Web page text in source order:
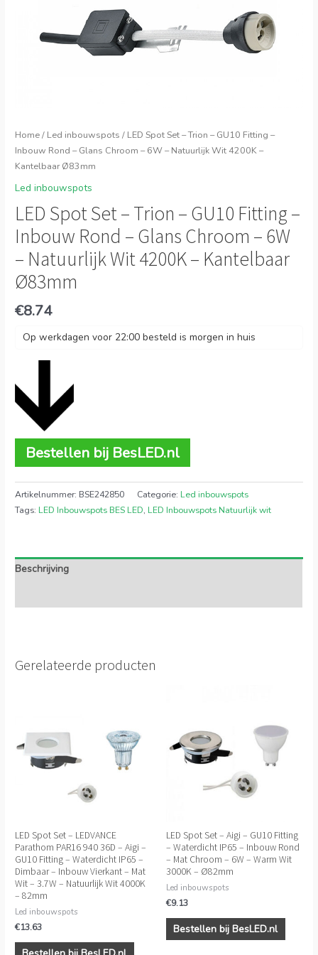
Home/ Led inbouwspots / LED Spot Set – Trion – GU10 Fitting –
Inbouw Rond – Glans Chroom – 6W – Natuurlijk Wit 4200K –
Kantelbaar Ø83mm
Led inbouwspots
LED Spot Set – Trion – GU10 Fitting –
Inbouw Rond – Glans Chroom – 6W
– Natuurlijk Wit 4200K – Kantelbaar
Ø83mm
€8.74
Op werkdagen voor 22:00 besteld is morgen in huis
Bestellen bij BesLED.nl
Artikelnummer: BSE242850 Categorie: Led inbouwspots
Tags: LED Inbouwspots BES LED, LED Inbouwspots Natuurlijk wit
Beschrijving
Gerelateerde producten
LED Spot Set – LEDVANCE
Parathom PAR16 940 36D – Aigi –
GU10 Fitting – Waterdicht IP65 –
Dimbaar – Inbouw Vierkant – Mat
Wit – 3.7W – Natuurlijk Wit 4000K
– 82mm
Led inbouwspots
€13.63
LED Spot Set – Aigi – GU10 Fitting
– Waterdicht IP65 – Inbouw Rond
– Mat Chroom – 6W – Warm Wit
3000K – Ø82mm
Led inbouwspots
€9.13
Bestellen bij BesLED.nl